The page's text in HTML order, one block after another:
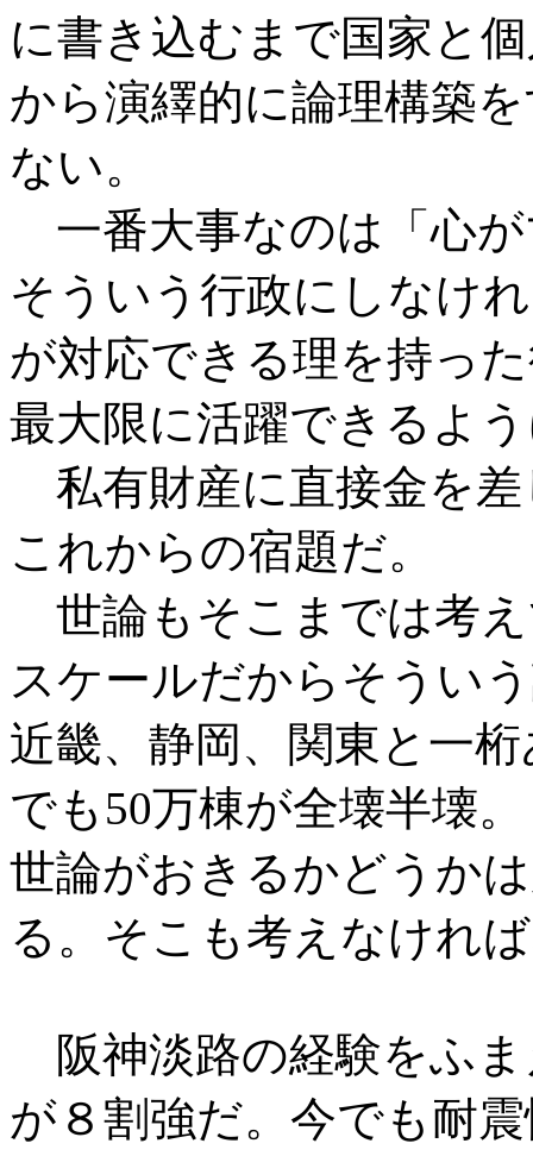
に書き込むまで国家と
から演繹的に論理構築
ない。
一番大事なのは「心
そういう行政にしなけ
が対応できる理を持っ
最大限に活躍できるよ
私有財産に直接金を
これからの宿題だ。
世論もそこまでは考
スケールだからそうい
近畿、静岡、関東と一
でも50万棟が全壊半壊
世論がおきるかどうか
る。そこも考えなけれ
阪神淡路の経験をふ
が８割強だ。今でも耐